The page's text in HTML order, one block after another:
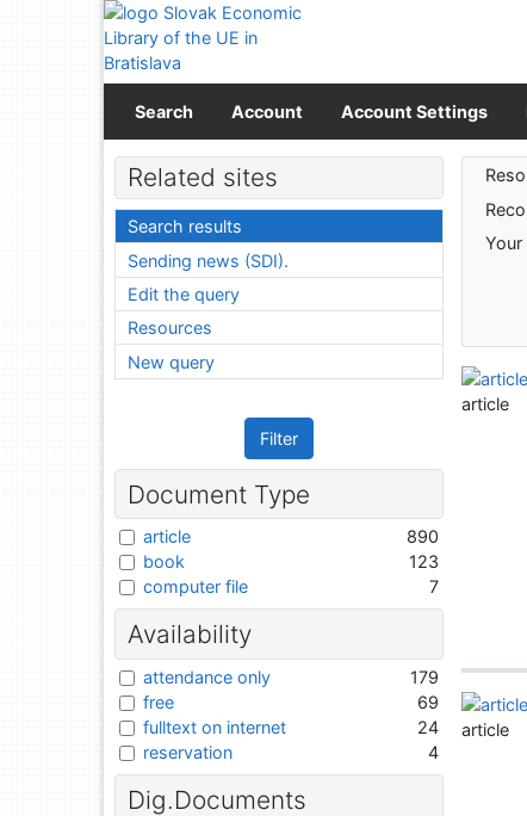
Go to content
Go to menu
Accessibility declaration
Search Account Account Settings
article
article
Related sites
Search results
Sending news (SDI).
Edit the query
Resources
New query
Filter
Document Type
article
890
book
123
computer file
7
Availability
attendance only
179
free
69
fulltext on internet
24
reservation
4
Dig.Documents